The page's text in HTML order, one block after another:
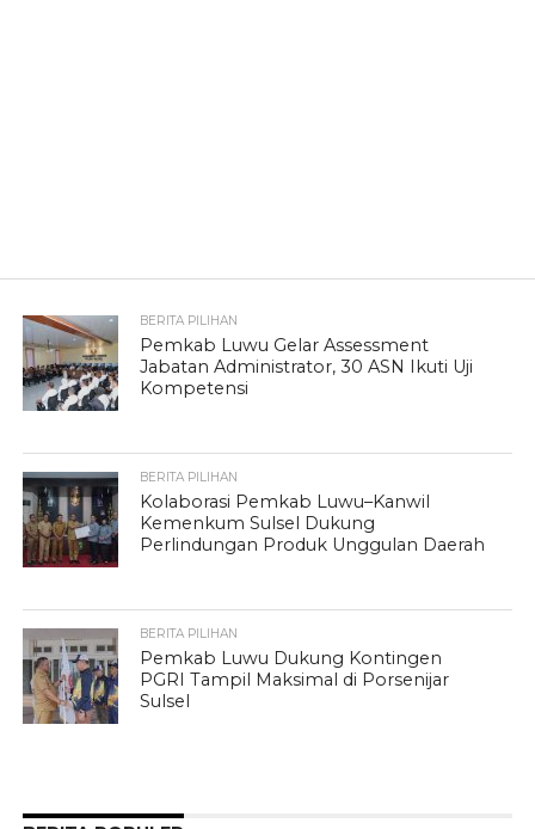
BERITA PILIHAN
Pemkab Luwu Gelar Assessment
Jabatan Administrator, 30 ASN Ikuti Uji
Kompetensi
BERITA PILIHAN
Kolaborasi Pemkab Luwu–Kanwil
Kemenkum Sulsel Dukung
Perlindungan Produk Unggulan Daerah
BERITA PILIHAN
Pemkab Luwu Dukung Kontingen
PGRI Tampil Maksimal di Porsenijar
Sulsel